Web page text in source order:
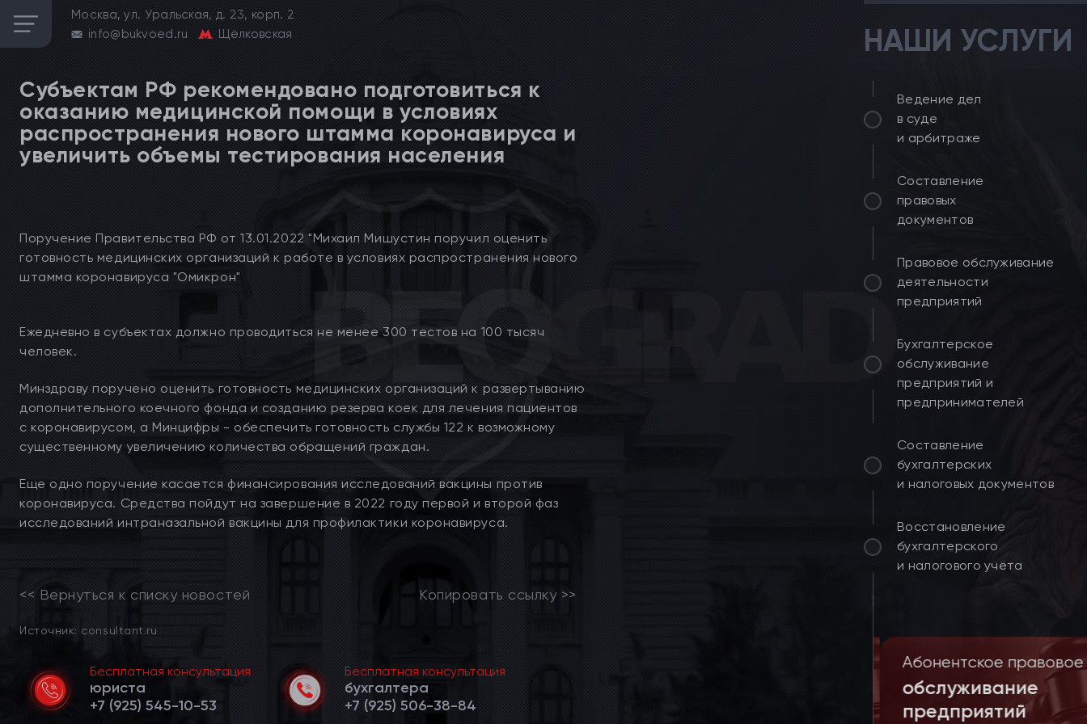
Москва, ул. Уральская, д. 23, корп. 2
info@bukvoed.ru
Щёлковская
Субъектам РФ рекомендовано подготовиться к
оказанию медицинской помощи в условиях
распространения нового штамма коронавируса и
увеличить объемы тестирования населения
Поручение Правительства РФ от 13.01.2022 "Михаил Мишустин поручил оценить
готовность медицинских организаций к работе в условиях распространения нового
штамма коронавируса "Омикрон"
Ежедневно в субъектах должно проводиться не менее 300 тестов на 100 тысяч
человек.
Минздраву поручено оценить готовность медицинских организаций к развертыванию
дополнительного коечного фонда и созданию резерва коек для лечения пациентов
с коронавирусом, а Минцифры - обеспечить готовность службы 122 к возможному
существенному увеличению количества обращений граждан.
Еще одно поручение касается финансирования исследований вакцины против
коронавируса. Средства пойдут на завершение в 2022 году первой и второй фаз
исследований интраназальной вакцины для профилактики коронавируса.
Копировать ссылку >>
<< Вернуться к списку новостей
Источник: consultant.ru
Бесплатная консультация
юриста
+7 (925) 545-10-53
Бесплатная консультация
бухгалтера
+7 (925) 506-38-84
НАШИ УСЛУГИ
Ведение дел
в суде
и арбитраже
Составление
правовых
документов
Правовое обслуживание
деятельности
предприятий
Бухгалтерское
обслуживание
предприятий и
предпринимателей
Составление
бухгалтерских
и налоговых документов
Восстановление
бухгалтерского
и налогового учёта
Абонентское правовое
обслуживание
предприятий